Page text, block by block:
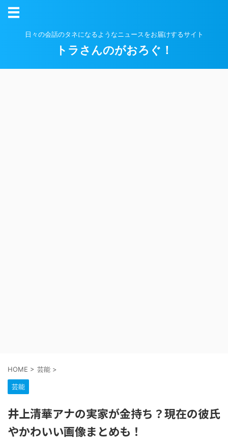
日々の会話のタネになるようなニュースをお届けするサイト
トラさんのがおろぐ！
HOME > 芸能 >
芸能
井上清華アナの実家が金持ち？現在の彼氏
やかわいい画像まとめも！